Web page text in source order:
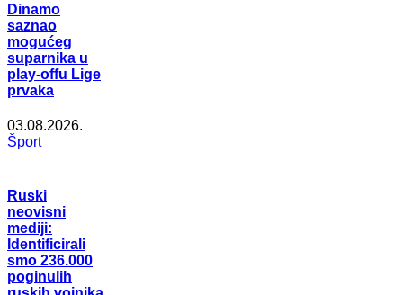
Dinamo
saznao
mogućeg
suparnika u
play-offu Lige
prvaka
03.08.2026.
Šport
Ruski
neovisni
mediji:
Identificirali
smo 236.000
poginulih